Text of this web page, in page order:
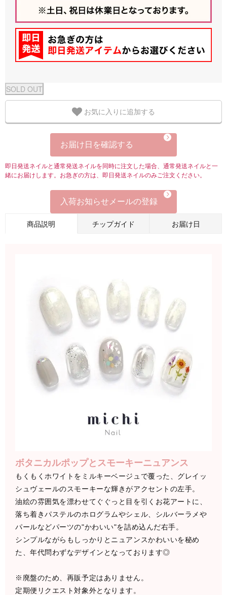
お気に入りに追加する
お届け日を確認する
即日発送ネイルと通常発送ネイルを同時に注文した場合、通常発送ネイルと一
緒にお届けします。お急ぎの方は、即日発送ネイルのみご注文ください。
入荷お知らせメールの登録
商品説明 チップガイド お届け日
ボタニカルポップとスモーキーニュアンス
もくもくホワイトをミルキーベージュで覆った、グレイッ
シュヴェールのスモーキーな輝きがアクセントの左手。
油絵の雰囲気を漂わせてぐぐっと目を引くお花アートに、
落ち着きパステルのホログラムやシェル、シルバーラメや
パールなどパーツの"かわいい"を詰め込んだ右手。
シンプルながらもしっかりとニュアンスかわいいを秘め
た、年代問わずなデザインとなっております◎
※廃盤のため、再販予定はありません。
定期便リクエスト対象外となります。